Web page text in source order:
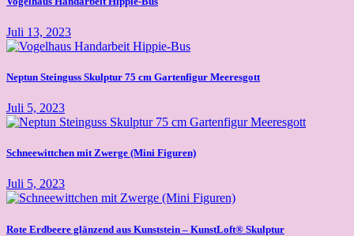
Juli 13, 2023
Neptun Steinguss Skulptur 75 cm Gartenfigur Meeresgott
Juli 5, 2023
Schneewittchen mit Zwerge (Mini Figuren)
Juli 5, 2023
Rote Erdbeere glänzend aus Kunststein – KunstLoft® Skulptur